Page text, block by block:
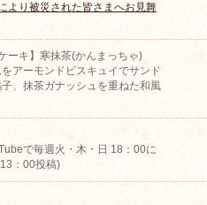
より被災された皆さまへお見舞
ーキ】寒抹茶(かんまっちゃ)
アーモンドビスキュイでサンド
、抹茶ガナッシュを重ねた和風
で毎週火・木・日 18：00に
：00投稿)